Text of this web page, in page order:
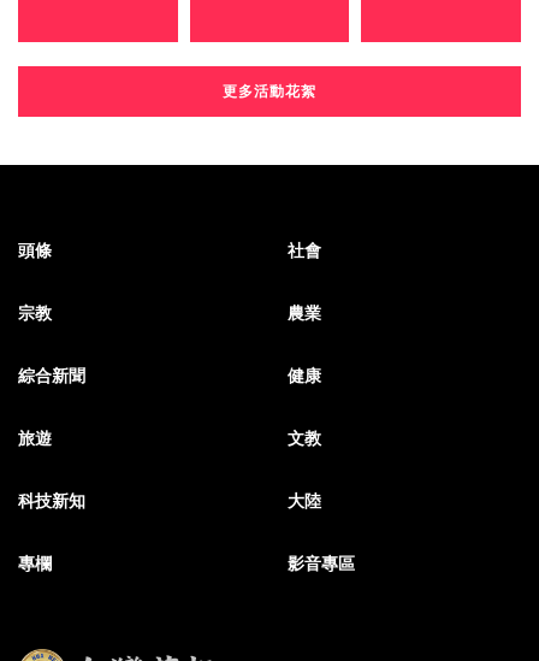
更多活動花絮
頭條 社會
宗教 農業
綜合新聞 健康
旅遊 文教
科技新知 大陸
專欄 影音專區